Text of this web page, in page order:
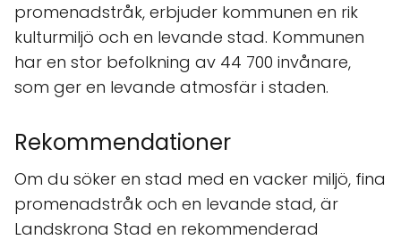
promenadstråk, erbjuder kommunen en rik
kulturmiljö och en levande stad. Kommunen
har en stor befolkning av 44 700 invånare,
som ger en levande atmosfär i staden.
Rekommendationer
Om du söker en stad med en vacker miljö, fina
promenadstråk och en levande stad, är
Landskrona Stad en rekommenderad